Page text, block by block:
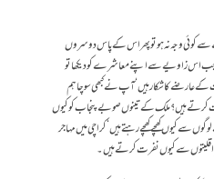
کوئی وجہ نہ ہو تو پھر اس کے پاس دوسروں
جب اس زاویے سے اپنے معاشرے کو دیکھا تو
کے عارضے کا شکار ہیں‘ آپ نے کبھی سوچا ہم
کرتے ہیں؟ ملک کے تینوں صوبے پنجاب کو کیوں
سے کیوں کھچے کھچے رہتے ہیں‘ کراچی میں مہاجر
اقلیتوں سے کیوں نفرت کرتے ہیں۔